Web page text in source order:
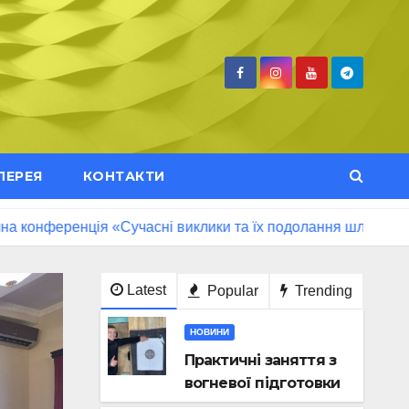
КОНТАКТИ
«Сучасні виклики та їх подолання шляхом сталого
Latest Popular Trending
НОВИНИ
Практичні заняття з
вогневої підготовки